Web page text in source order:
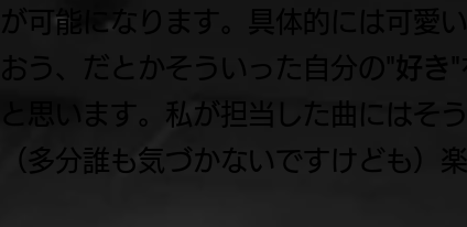
可能になります。具体的には可愛
う、だとかそういった自分の"
思います。私が担当した曲にはそう
多分誰も気づかないですけども）